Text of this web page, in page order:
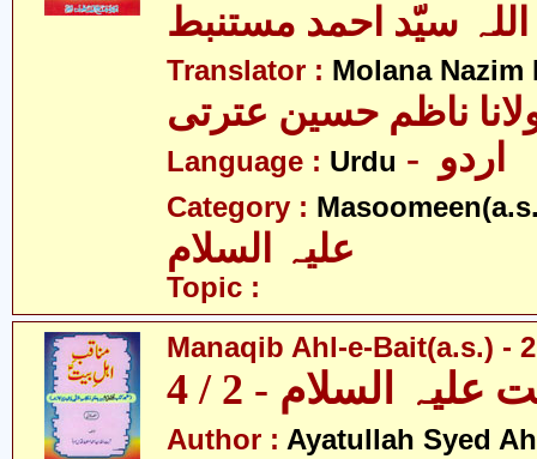
سیّد احمد مستنبط
Translator : Molana
ناظم حسین عترتی
Language : Urdu
Category :
Topic :
Manaqib Ahl-e-Bait(a.s.) -
السلام - 2 / 4
Author : Ayatullah Syed